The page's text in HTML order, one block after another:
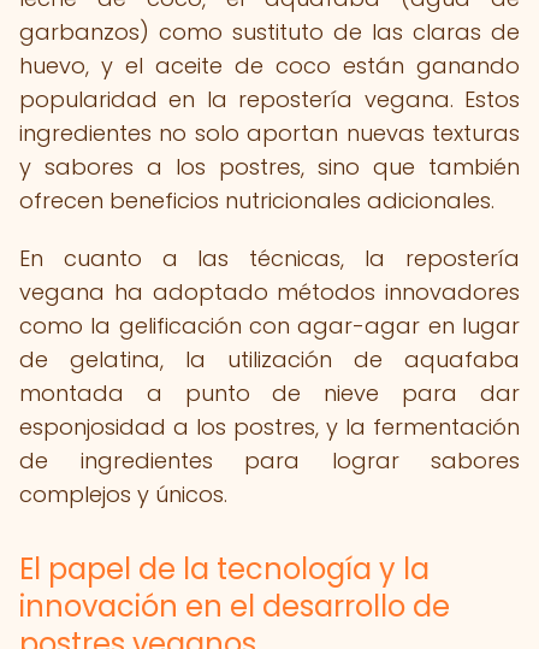
garbanzos) como sustituto de las claras de
huevo, y el aceite de coco están ganando
popularidad en la repostería vegana. Estos
ingredientes no solo aportan nuevas texturas
y sabores a los postres, sino que también
ofrecen beneficios nutricionales adicionales.
En cuanto a las técnicas, la repostería
vegana ha adoptado métodos innovadores
como la gelificación con agar-agar en lugar
de gelatina, la utilización de aquafaba
montada a punto de nieve para dar
esponjosidad a los postres, y la fermentación
de ingredientes para lograr sabores
complejos y únicos.
El papel de la tecnología y la
innovación en el desarrollo de